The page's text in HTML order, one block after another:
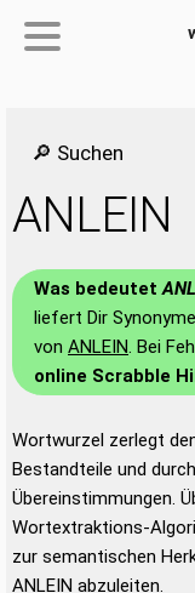
🔎 Suchen
ANLEIN
Was bedeutet
liefert Dir
von ANLEIN. Bei
online Scrabble
Wortwurzel zerlegt
Bestandteile und
Übereinstimmungen.
Wortextraktions-
zur semantischen
ANLEIN abzuleiten.